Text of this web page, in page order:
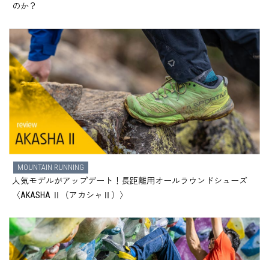
のか？
MOUNTAIN RUNNING
人気モデルがアップデート！長距離用オールラウンドシューズ
〈AKASHA Ⅱ（アカシャⅡ）〉